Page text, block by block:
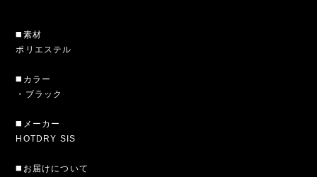
◼️素材
ポリエステル
◼️カラー
・ブラック
◼️メーカー
HOTDRY SIS
◼️お届けについて